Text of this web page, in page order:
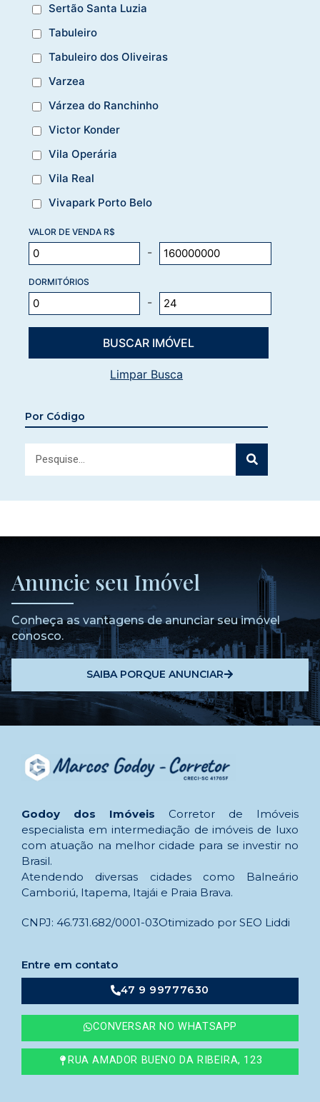
Sertão Santa Luzia
Tabuleiro
Tabuleiro dos Oliveiras
Varzea
Várzea do Ranchinho
Victor Konder
Vila Operária
Vila Real
Vivapark Porto Belo
VALOR DE VENDA R$
-
DORMITÓRIOS
-
Limpar Busca
Por Código
Anuncie seu Imóvel
Conheça as vantagens de anunciar seu imóvel
conosco.
SAIBA PORQUE ANUNCIAR
Godoy dos Imóveis Corretor de Imóveis
especialista em intermediação de imóveis de luxo
com atuação na melhor cidade para se investir no
Brasil.
Atendendo diversas cidades como Balneário
Camboriú, Itapema, Itajái e Praia Brava.
CNPJ: 46.731.682/0001-03Otimizado por SEO Liddi
Entre em contato
47 9 99777630
CONVERSAR NO WHATSAPP
RUA AMADOR BUENO DA RIBEIRA, 123